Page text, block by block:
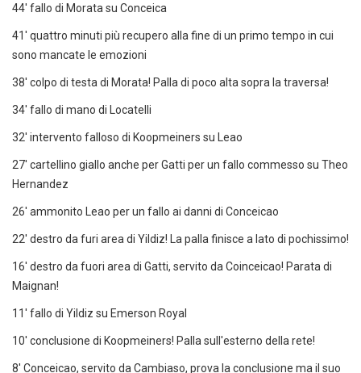
44' fallo di Morata su Conceica
41' quattro minuti più recupero alla fine di un primo tempo in cui
sono mancate le emozioni
38' colpo di testa di Morata! Palla di poco alta sopra la traversa!
34' fallo di mano di Locatelli
32' intervento falloso di Koopmeiners su Leao
27' cartellino giallo anche per Gatti per un fallo commesso su Theo
Hernandez
26' ammonito Leao per un fallo ai danni di Conceicao
22' destro da furi area di Yildiz! La palla finisce a lato di pochissimo!
16' destro da fuori area di Gatti, servito da Coinceicao! Parata di
Maignan!
11' fallo di Yildiz su Emerson Royal
10' conclusione di Koopmeiners! Palla sull'esterno della rete!
8' Conceicao, servito da Cambiaso, prova la conclusione ma il suo